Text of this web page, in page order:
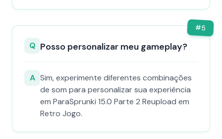
#5
Q Posso personalizar meu gameplay?
A Sim, experimente diferentes combinações
de som para personalizar sua experiência
em ParaSprunki 15.0 Parte 2 Reupload em
Retro Jogo.